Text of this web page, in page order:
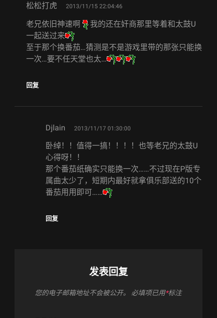
松松打虎 says:
2013/11/15 22:04:46
老兄依旧神速啊
我的还在奸商那里等着和太鼓U
一起送过来
至于那个换番茄…猜测是不是游戏里带的那张只能换
一次…要不任天堂也太…
回复
Djlain says:
2013/11/17 01:30:00
卧绰！！值得一搞！！！！也等老兄的太鼓U
心得呀！！
那个番茄纸确实只能换一次……不过现在P版专
属曲太少了，短期内最好就拿俱乐部送的10个
番茄用用即可……
回复
发表回复
您的电子邮箱地址不会被公开。 必填项已用*标注